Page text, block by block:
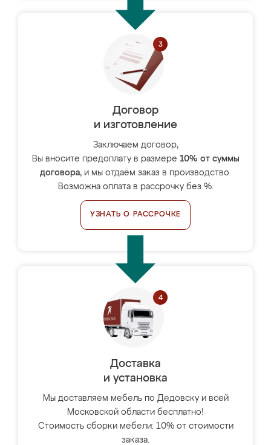
Договор
и изготовление
Заключаем договор,
Вы вносите предоплату в размере 10% от суммы
договора, и мы отдаём заказ в производство.
Возможна оплата в рассрочку без %.
УЗНАТЬ О РАССРОЧКЕ
Доставка
и установка
Мы доставляем мебель по Дедовску и всей
Московской области бесплатно!
Стоимость сборки мебели: 10% от стоимости
заказа.